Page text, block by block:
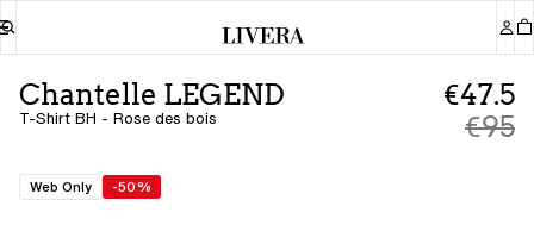
Chantelle LEGEND
T-Shirt BH - Rose des bois
€47.5
€95
Web Only -50%